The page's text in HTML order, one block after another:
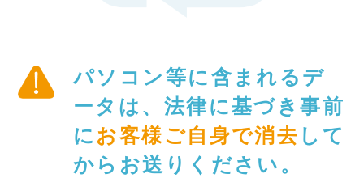
パソコン等に含まれるデ
ータは、法律に基づき事前
にお客様ご自身で消去 して
からお送りください。